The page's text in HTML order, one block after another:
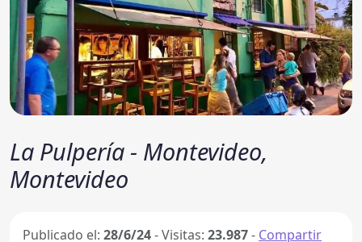
La Pulpería - Montevideo,
Montevideo
Publicado el: 28/6/24-Visitas: 23.987- Compartir